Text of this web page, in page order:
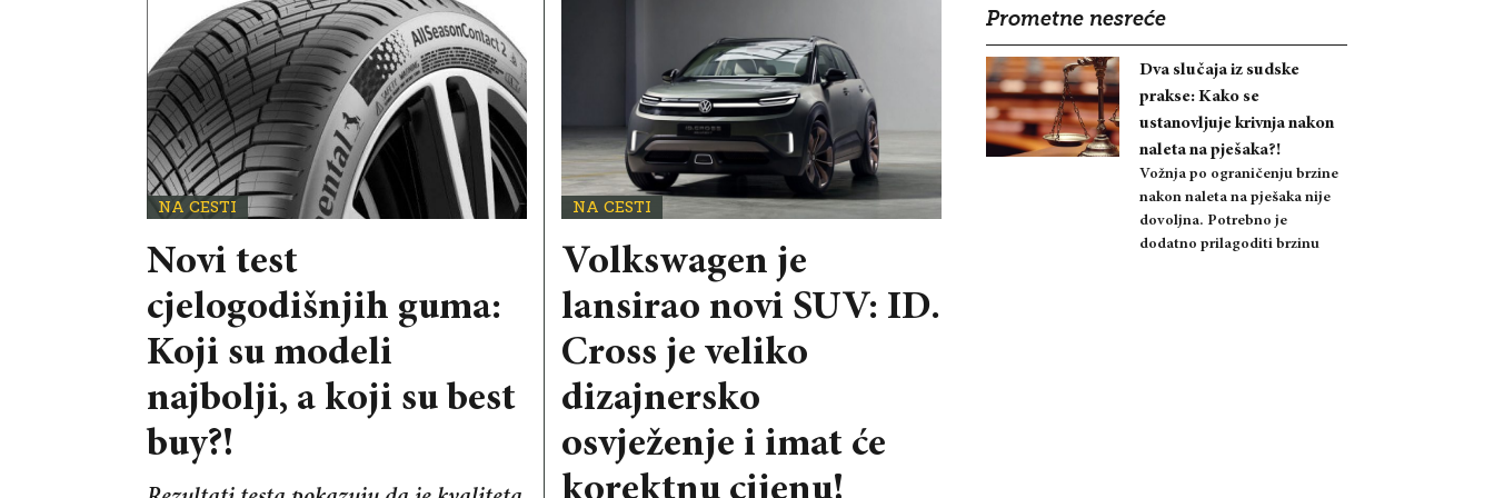
NA CESTI
Novi test
cjelogodišnjih guma:
Koji su modeli
najbolji, a koji su best
buy?!
NA CESTI
Volkswagen je
lansirao novi SUV: ID.
Cross je veliko
dizajnersko
osvježenje i imat će
Prometne nesreće
Dva slučaja iz sudske
prakse: Kako se
ustanovljuje krivnja nakon
naleta na pješaka?!
Vožnja po ograničenju brzine
nakon naleta na pješaka nije
dovoljna. Potrebno je
dodatno prilagoditi brzinu